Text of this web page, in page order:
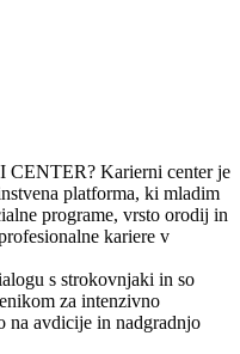
CENTER? Karierni center je
platforma, ki mladim
programe, vrsto orodij in
kariere v
s strokovnjaki in so
za intenzivno
na avdicije in nadgradnjo